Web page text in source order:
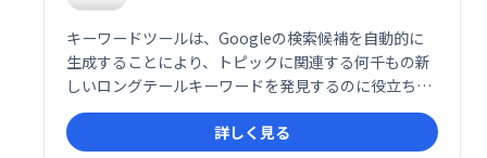
キーワードツールは、Googleの検索候補を自動的に
生成することにより、トピックに関連する何千もの新
しいロングテールキーワードを発見するのに役立ちま
す。キーワードの提案は、選択したGoogleドメインと
言語に基づいて作成されます。
詳しく見る